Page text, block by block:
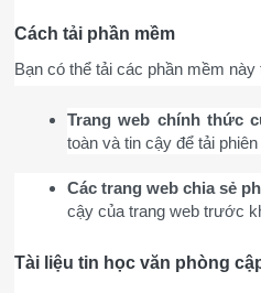
Cách tải phần mềm
Bạn có thể tải các phần mềm
Trang web chính thức
toàn và tin cậy để tải
Các trang web chia sẻ
cậy của trang web trước
Tài liệu tin học văn phòng